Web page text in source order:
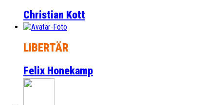
Christian Kott
LIBERTÄR
Felix Honekamp